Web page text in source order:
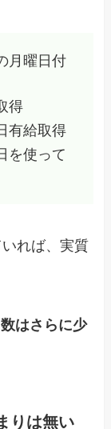
月曜日付
得
有給取得
を使って
れば、実質
はさらに少
りは無い